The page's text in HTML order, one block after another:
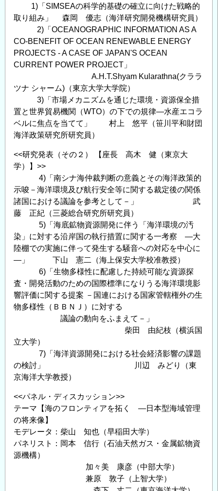
1)「SIMSEAの科学的基礎の確立に向けた戦略的
取り組み」 森岡 優志（海洋研究開発機構研究員）
2)「OCEANOGRAPHIC INFORMATION AS A
CO-BENEFIT OF OCEAN RENEWABLE ENERGY
PROJECTS - A CASE OF JAPAN'S OCEAN
CURRENT POWER PROJECT」
A.H.T.Shyam Kularathna(クララ
ツナ シャーム)（東京大学大学院）
3)「市場メカニズムを通じた環境・資源保全措
置と世界貿易機関（WTO）の下での規律―水産エコラ
ベルに焦点を当てて」 村上 悠平（笹川平和財団
海洋政策研究所研究員）
<<研究発表（その２） 【座長 高木 健（東京大
学）】>>
4)「南シナ海仲裁判断の意義とその海洋政策的
示唆－海洋環境及び航行安全等に関する裁定後の関係
諸国における議論を参考として－」 武
藤 正紀（三菱総合研究所研究員）
5)「海底鉱物資源開発に伴う「海洋環境の汚
染」に対する沿岸国の執行措置に関する一考察 ―大
陸棚での実施に伴って発生する騒音への対応を中心に
―」 下山 憲二（海上保安大学校准教授）
6)「生物多様性に配慮した持続可能な資源探
査・開発活動のための国際標準になりうる海洋環境影
響評価に関する提案 －国連における国家管轄権外の生
物多様性（ＢＢＮＪ）に対する
議論の動向をふまえて－」
柴田 由紀枝（横浜国
立大学）
7)「海洋資源開発における社会経済影響の課題
の検討」 川辺 みどり（東
京海洋大学教授）
<<パネル・ディスカッション>>
テーマ【海のフロンティアを拓く ―日本型海域管理
の将来像】
モデレータ：柴山 知也（早稲田大学）
パネリスト：岡本 信行（石油天然ガス・金属鉱物資
源機構）
加々美 康彦（中部大学）
兼原 敦子（上智大学）